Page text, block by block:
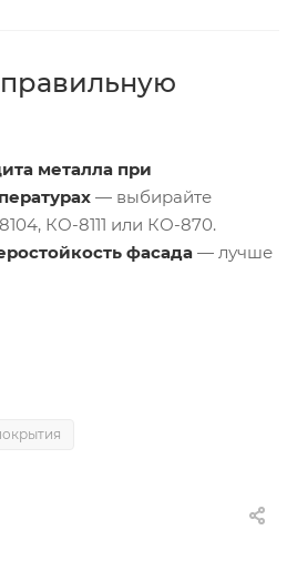
металла при
— выбирайте
КО-8111 или КО-870.
фасада — лучше